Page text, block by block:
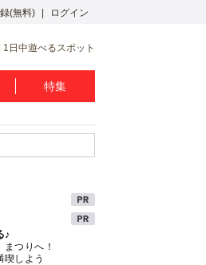
(無料) ログイン
1日中遊べるスポット
特集
♪
つりへ！
喫しよう